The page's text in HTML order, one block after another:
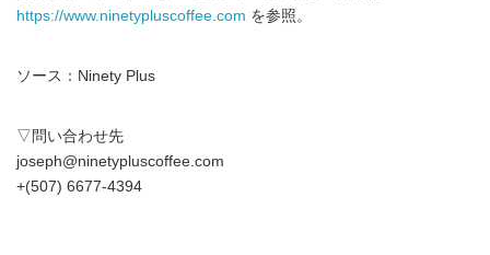
https://www.ninetypluscoffee.com を参照。
ソース：Ninety Plus
▽問い合わせ先
joseph@ninetypluscoffee.com
+(507) 6677-4394